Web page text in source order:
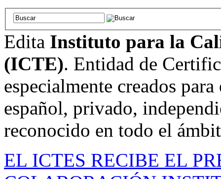
Edita Instituto para la
(ICTE). Entidad de
especialmente creados
español, privado,
reconocido en todo el
EL ICTES RECIBE EL